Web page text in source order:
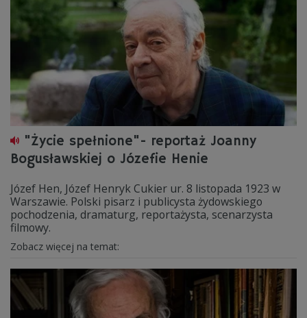
"Życie spełnione"- reportaż Joanny
Bogusławskiej o Józefie Henie
Józef Hen, Józef Henryk Cukier ur. 8 listopada 1923 w
Warszawie. Polski pisarz i publicysta żydowskiego
pochodzenia, dramaturg, reportażysta, scenarzysta
filmowy.
Zobacz więcej na temat: